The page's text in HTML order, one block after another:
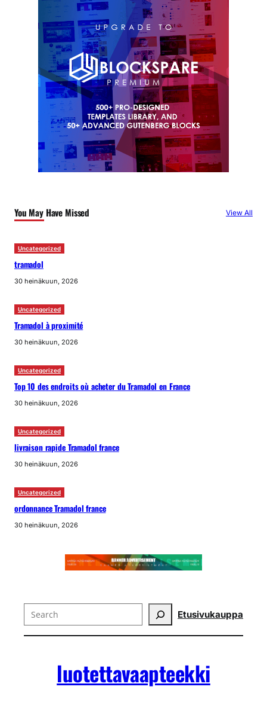
You May Have Missed View All
Uncategorized
tramadol
30 heinäkuun, 2026
Uncategorized
Tramadol à proximité
30 heinäkuun, 2026
Uncategorized
Top 10 des endroits où acheter du Tramadol en France
30 heinäkuun, 2026
Uncategorized
livraison rapide Tramadol france
30 heinäkuun, 2026
Uncategorized
ordonnance Tramadol france
30 heinäkuun, 2026
Search Etusivukauppa
luotettavaapteekki